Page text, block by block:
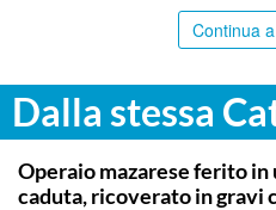
Continua
Dalla stessa
PALERMO
Operaio mazarese ferito in
caduta, ricoverato in gravi